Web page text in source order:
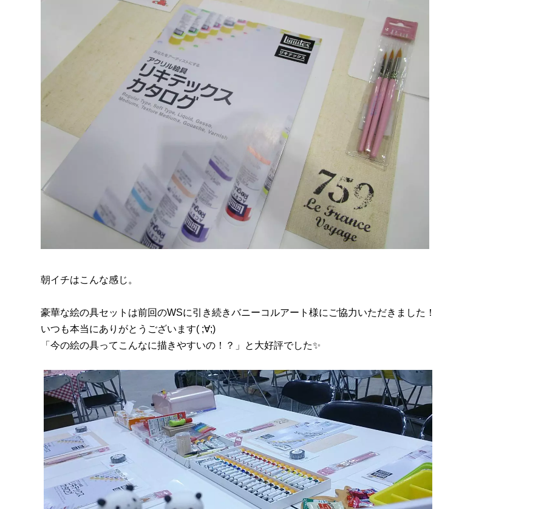
朝イチはこんな感じ。
豪華な絵の具セットは前回のWSに引き続きバニーコルアート様にご協力いただきました！
いつも本当にありがとうございます( ;∀;)
「今の絵の具ってこんなに描きやすいの！？」と大好評でした✨